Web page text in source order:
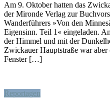
Am 9. Oktober hatten das
der Mironde Verlag zur
Wanderführers »Von den
Eigensinn. Teil 1« eingeladen.
der Himmel und mit der
Zwickauer Hauptstraße war
Fenster […]
Reportagen